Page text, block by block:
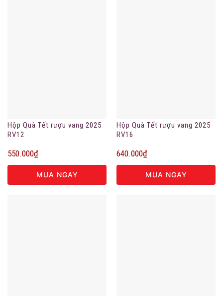
Hộp Quà Tết rượu vang 2025
RV12
550.000₫
MUA NGAY
Hộp Quà Tết rượu vang 2025
RV16
640.000₫
MUA NGAY